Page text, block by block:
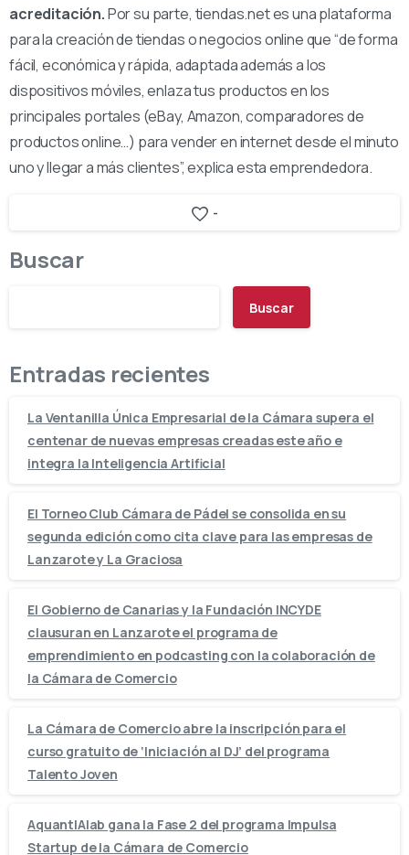
acreditación.Por su parte, tiendas.net es una plataforma
para la creación de tiendas o negocios online que “de forma
fácil, económica y rápida, adaptada además a los
dispositivos móviles, enlaza tus productos en los
principales portales (eBay, Amazon, comparadores de
productos online…) para vender en internet desde el minuto
uno y llegar a más clientes”, explica esta emprendedora.
-
Buscar
Buscar
Entradas recientes
La Ventanilla Única Empresarial de la Cámara supera el
centenar de nuevas empresas creadas este año e
integra la Inteligencia Artificial
El Torneo Club Cámara de Pádel se consolida en su
segunda edición como cita clave para las empresas de
Lanzarote y La Graciosa
El Gobierno de Canarias y la Fundación INCYDE
clausuran en Lanzarote el programa de
emprendimiento en podcasting con la colaboración de
la Cámara de Comercio
La Cámara de Comercio abre la inscripción para el
curso gratuito de ‘Iniciación al DJ’ del programa
Talento Joven
AquantIAlab gana la Fase 2 del programa Impulsa
Startup de la Cámara de Comercio